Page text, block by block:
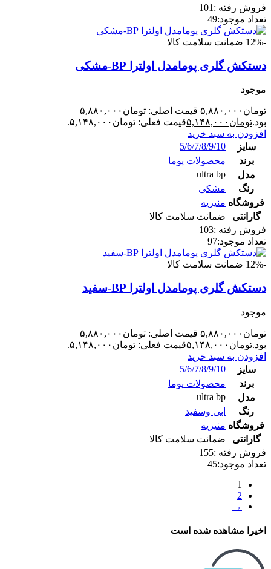
فروش رفته : 101
تعداد موجود:49
-12% ضمانت سلامت کالا
دستکش گلری پومامدل اولترا BP-مشکی
موجود
تومان۵,۸۸۰,۰۰۰
قیمت اصلی: تومان۵,۸۸۰,۰۰۰
بود.تومان ۵,۱۴۸,۰۰۰قیمت فعلی: تومان۵,۱۴۸,۰۰۰.
افزودن به سبد خرید
سایز
5/6/7/8/9/10
برند
محصولات پوما
مدل
ultra bp
رنگ
مشکی
فروشگاه منیریه
گارانتی
ضمانت سلامت کالا
فروش رفته :103
تعداد موجود:97
-12% ضمانت سلامت کالا
دستکش گلری پومامدل اولترا BP-سفید
موجود
تومان۵,۸۸۰,۰۰۰
قیمت اصلی: تومان۵,۸۸۰,۰۰۰
بود.تومان ۵,۱۴۸,۰۰۰قیمت فعلی: تومان۵,۱۴۸,۰۰۰.
افزودن به سبد خرید
سایز
5/6/7/8/9/10
برند
محصولات پوما
مدل
ultra bp
رنگ
ابی وسفید
فروشگاه منیریه
گارانتی
ضمانت سلامت کالا
فروش رفته :155
تعداد موجود:45
1
2
→
اخیرا مشاهده شده است